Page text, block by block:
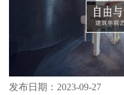
发布日期：2023-09-27